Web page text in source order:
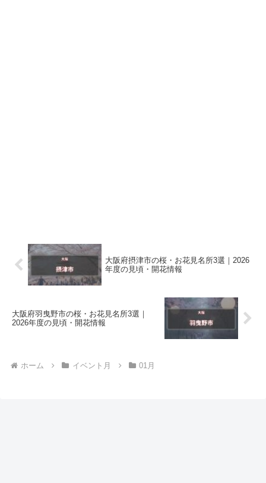
大阪府摂津市の桜・お花見名所3選｜2026
年度の見頃・開花情報
大阪府羽曳野市の桜・お花見名所3選｜
2026年度の見頃・開花情報
ホーム イベント月 01月